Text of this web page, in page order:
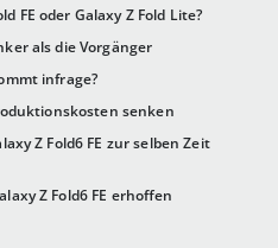
FE oder Galaxy Z Fold Lite?
als die Vorgänger
infrage?
senken
Z Fold6 FE zur selben Zeit
Z Fold6 FE erhoffen